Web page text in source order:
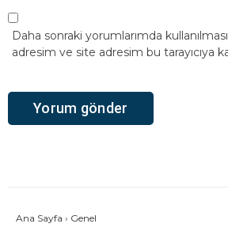
Daha sonraki yorumlarımda
adresim ve site adresim bu tarayıcıya
Ana Sayfa › Genel